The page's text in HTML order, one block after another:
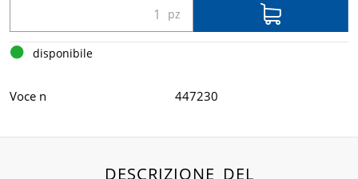
disponibile
Voce n 447230
DESCRIZIONE DEL